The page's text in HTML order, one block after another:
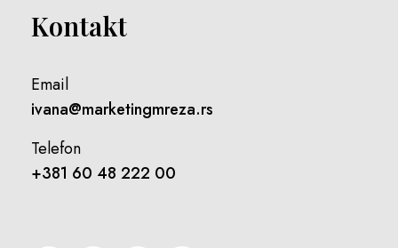
Kontakt
Email
ivana@marketingmreza.rs
Telefon
+381 60 48 222 00